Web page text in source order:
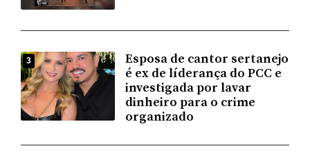
3
Esposa de cantor sertanejo
é ex de líderança do PCC e
investigada por lavar
dinheiro para o crime
organizado